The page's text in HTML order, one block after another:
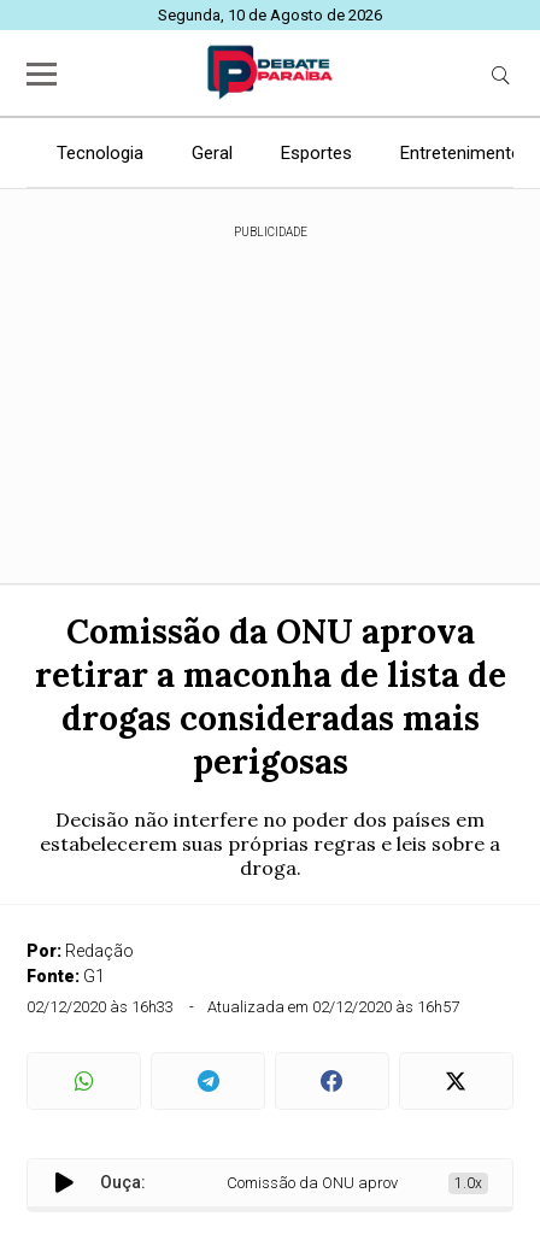
Segunda, 10 de Agosto de 2026
Tecnologia Geral Esportes Entretenimento
PUBLICIDADE
Comissão da ONU aprova
retirar a maconha de lista de
drogas consideradas mais
perigosas
Decisão não interfere no poder dos países em
estabelecerem suas próprias regras e leis sobre a
droga.
Por: Redação
Fonte: G1
02/12/2020 às 16h33 Atualizada em 02/12/2020 às 16h57
Ouça: Comissão da ONU aprova retirar a maconha
1.0x